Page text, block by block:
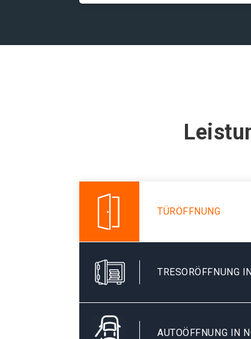
TÜRÖFFNUNG
TRESORÖFFNUNG
AUTOÖFFNUNG IN